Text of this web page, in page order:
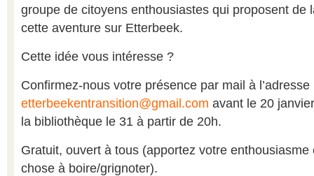
groupe de citoyens enthousiastes qui proposent de
cette aventure sur Etterbeek.
Cette idée vous intéresse ?
Confirmez-nous votre présence par mail à l’adresse
etterbeekentransition@gmail.com avant le 20
la bibliothèque le 31 à partir de 20h.
Gratuit, ouvert à tous (apportez votre
chose à boire/grignoter).